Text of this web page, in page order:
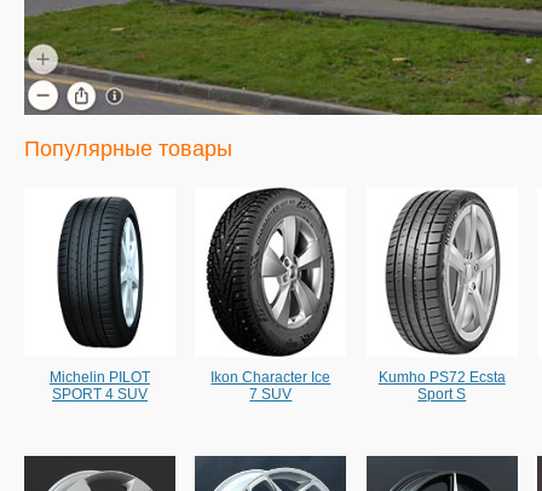
Популярные товары
Michelin PILOT
SPORT 4 SUV
Ikon Character Ice
7 SUV
Kumho PS72 Ecsta
Sport S